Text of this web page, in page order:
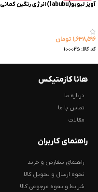
آویز لبوبو(labubu) انرژی رنگین کمانی
۱,۶۳۸,۵۹۶ تومان
کد کالا: 100045
هانا کازمتیکس
درباره ما
تماس با ما
مقالات
راهنمای کاربران
راهنمای سفارش و خرید
نحوه ارسال و تحویل کالا
شرایط و نحوه مرجوعی کالا